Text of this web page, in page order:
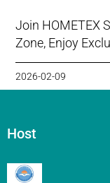
Join HOMETEX
Zone, Enjoy
2026-02-09
Host